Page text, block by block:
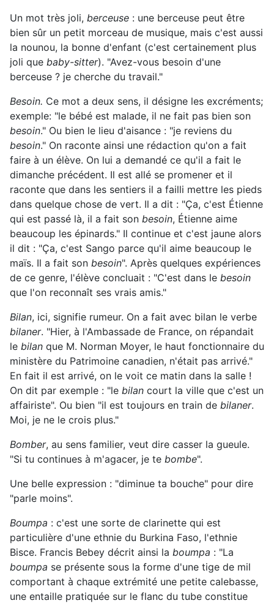
Un mot très joli, berceuse : une berceuse peut être
bien sûr un petit morceau de musique, mais c'est aussi
la nounou, la bonne d'enfant (c'est certainement plus
joli que baby-sitter). "Avez-vous besoin d'une
berceuse ? je cherche du travail."
Besoin. Ce mot a deux sens, il désigne les excréments;
exemple: "le bébé est malade, il ne fait pas bien son
besoin." Ou bien le lieu d'aisance : "je reviens du
besoin." On raconte ainsi une rédaction qu'on a fait
faire à un élève. On lui a demandé ce qu'il a fait le
dimanche précédent. Il est allé se promener et il
raconte que dans les sentiers il a failli mettre les pieds
dans quelque chose de vert. Il a dit : "Ça, c'est Étienne
qui est passé là, il a fait son besoin, Étienne aime
beaucoup les épinards." Il continue et c'est jaune alors
il dit : "Ça, c'est Sango parce qu'il aime beaucoup le
maïs. Il a fait son besoin". Après quelques expériences
de ce genre, l'élève concluait : "C'est dans le besoin
que l'on reconnaît ses vrais amis."
Bilan, ici, signifie rumeur. On a fait avec bilan le verbe
bilaner. "Hier, à l'Ambassade de France, on répandait
le bilan que M. Norman Moyer, le haut fonctionnaire du
ministère du Patrimoine canadien, n'était pas arrivé."
En fait il est arrivé, on le voit ce matin dans la salle !
On dit par exemple : "le bilan court la ville que c'est un
affairiste". Ou bien "il est toujours en train de bilaner.
Moi, je ne le crois plus."
Bomber, au sens familier, veut dire casser la gueule.
"Si tu continues à m'agacer, je te bombe".
Une belle expression : "diminue ta bouche" pour dire
"parle moins".
Boumpa : c'est une sorte de clarinette qui est
particulière d'une ethnie du Burkina Faso, l'ethnie
Bisce. Francis Bebey décrit ainsi la boumpa : "La
boumpa se présente sous la forme d'une tige de mil
comportant à chaque extrémité une petite calebasse,
une entaille pratiquée sur le flanc du tube constitue